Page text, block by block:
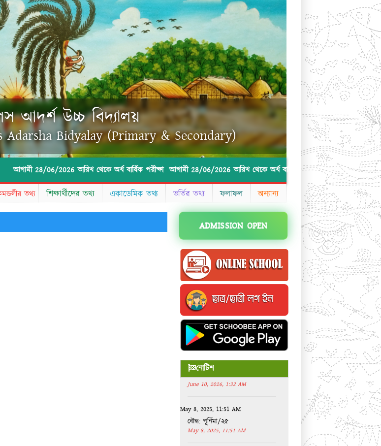
আদর্শ উচ্চ বিদ্যালয়
Adarsha Bidyalay (Primary & Secondary)
28/06/2026 তারিখ থেকে অর্ধ বার্ষিক পরীক্ষা আগামী 28/06/2026 তারিখ থেকে অর্ধ বার্ষিক পরীক্ষা আগামী ১১/০৫/২০২৫
তথ্য শিক্ষার্থীদের তথ্য একাডেমিক তথ্য ভর্তির তথ্য ফলাফল অন্যান্য
ADMISSION OPEN
নোটিশ
June 10, 2026, 1:32 AM
অর্ধ বার্ষিক পরীক্ষা-2026
June 10, 2026, 1:32 AM
বৌদ্ধ: পূর্নিমা/২৫
May 8, 2025, 11:51 AM